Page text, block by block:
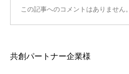
この記事へのコメントはありません。
共創パートナー企業様